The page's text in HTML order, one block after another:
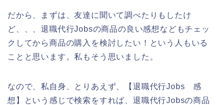
だから、まずは、友達に聞いて調べたりもしたけ
ど、、、退職代行Jobsの商品の良い感想などもチェッ
クしてから商品の購入を検討したい！という人もいる
ことと思います。私もそう思いました。
なので、私自身、とりあえず、【退職代行Jobs 感
想】という感じで検索をすれば、退職代行Jobsの商品